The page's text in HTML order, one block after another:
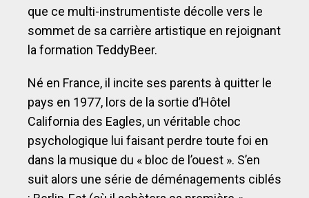
que ce multi-instrumentiste décolle vers le
sommet de sa carrière artistique en rejoignant
la formation TeddyBeer.
Né en France, il incite ses parents à quitter le
pays en 1977, lors de la sortie d’Hôtel
California des Eagles, un véritable choc
psychologique lui faisant perdre toute foi en
dans la musique du « bloc de l’ouest ». S’en
suit alors une série de déménagements ciblés